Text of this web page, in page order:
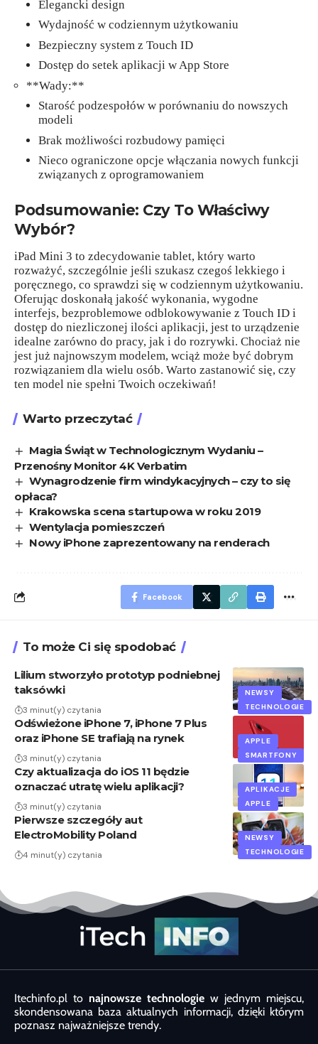
Elegancki design
Wydajność w codziennym użytkowaniu
Bezpieczny system z Touch ID
Dostęp do setek aplikacji w App Store
**Wady:**
Starość podzespołów w porównaniu do nowszych
modeli
Brak możliwości rozbudowy pamięci
Nieco ograniczone opcje włączania nowych funkcji
związanych z oprogramowaniem
Podsumowanie: Czy To Właściwy
Wybór?
iPad Mini 3 to zdecydowanie tablet, który warto
rozważyć, szczególnie jeśli szukasz czegoś lekkiego i
poręcznego, co sprawdzi się w codziennym użytkowaniu.
Oferując doskonałą jakość wykonania, wygodne
interfejs, bezproblemowe odblokowywanie z Touch ID i
dostęp do niezliczonej ilości aplikacji, jest to urządzenie
idealne zarówno do pracy, jak i do rozrywki. Chociaż nie
jest już najnowszym modelem, wciąż może być dobrym
rozwiązaniem dla wielu osób. Warto zastanowić się, czy
ten model nie spełni Twoich oczekiwań!
Warto przeczytać
Magia Świąt w Technologicznym Wydaniu –
Przenośny Monitor 4K Verbatim
Wynagrodzenie firm windykacyjnych – czy to się
opłaca?
Krakowska scena startupowa w roku 2019
Wentylacja pomieszczeń
Nowy iPhone zaprezentowany na renderach
Facebook
To może Ci się spodobać
NEWSY
TECHNOLOGIE
Lilium stworzyło prototyp podniebnej
taksówki
3 minut(y) czytania
APPLE
SMARTFONY
Odświeżone iPhone 7, iPhone 7 Plus
oraz iPhone SE trafiają na rynek
3 minut(y) czytania
APLIKACJE
APPLE
Czy aktualizacja do iOS 11 będzie
oznaczać utratę wielu aplikacji?
3 minut(y) czytania
NEWSY
TECHNOLOGIE
Pierwsze szczegóły aut
ElectroMobility Poland
4 minut(y) czytania
Itechinfo.pl to najnowsze technologie w jednym miejscu,
skondensowana baza aktualnych informacji, dzięki którym
poznasz najważniejsze trendy.